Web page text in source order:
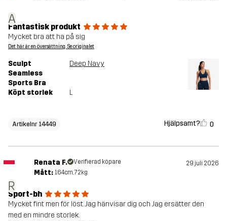
A
Fantastisk produkt
Mycket bra att ha på sig
Det här är en översättning. Se originalet
Sculpt
Seamless
Sports Bra
Deep Navy
Köpt storlek L
Artikelnr 14449 Hjälpsamt? 0
R
Renata F. Verifierad köpare 29 juli 2026
Mått: 164cm, 72kg
Sport-bh
Mycket fint men för löst. Jag hänvisar dig och Jag ersätter den
med en mindre storlek.